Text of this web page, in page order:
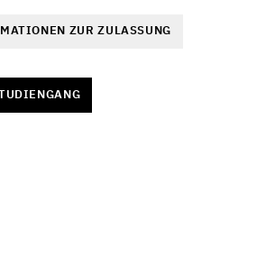
ZUR ZULASSUNG